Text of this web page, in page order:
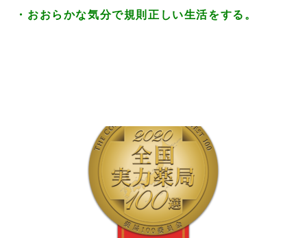
・おおらかな気分で規則正しい生活をする。